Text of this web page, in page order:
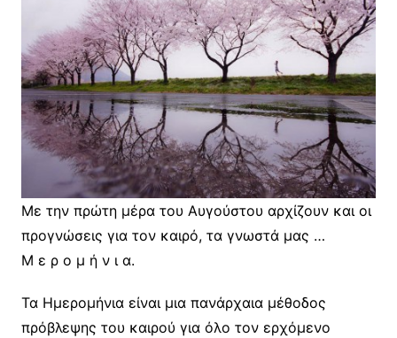
Με την πρώτη μέρα του Αυγούστου αρχίζουν και οι
προγνώσεις για τον καιρό, τα γνωστά μας …
Μ ε ρ ο μ ή ν ι α.
Τα Ημερομήνια είναι μια πανάρχαια μέθοδος
πρόβλεψης του καιρού για όλο τον ερχόμενο